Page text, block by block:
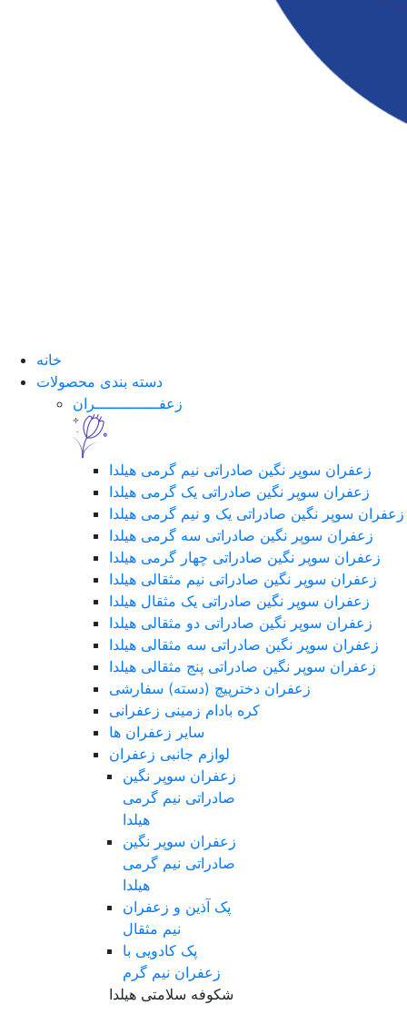
خانه
دسته بندی محصولات
زعفــــــــــــــران
زعفران سوپر نگین صادراتی نیم گرمی هیلدا
زعفران سوپر نگین صادراتی یک گرمی هیلدا
زعفران سوپر نگین صادراتی یک و نیم گرمی هیلدا
زعفران سوپر نگین صادراتی سه گرمی هیلدا
زعفران سوپر نگین صادراتی چهار گرمی هیلدا
زعفران سوپر نگین صادراتی نیم مثقالی هیلدا
زعفران سوپر نگین صادراتی یک مثقال هیلدا
زعفران سوپر نگین صادراتی دو مثقالی هیلدا
زعفران سوپر نگین صادراتی سه مثقالی هیلدا
زعفران سوپر نگین صادراتی پنج مثقالی هیلدا
زعفران دخترپیچ (دسته) سفارشی
کره بادام زمینی زعفرانی
سایر زعفران ها
لوازم جانبی زعفران
زعفران سوپر نگین
صادراتی نیم گرمی
هیلدا
زعفران سوپر نگین
صادراتی نیم گرمی
هیلدا
پک آذین و زعفران
نیم مثقال
پک کادویی با
زعفران نیم گرم
شکوفه سلامتی هیلدا